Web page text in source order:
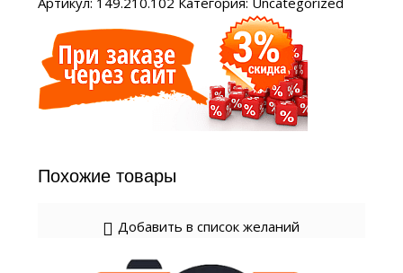
Похожие товары
Добавить в список желаний